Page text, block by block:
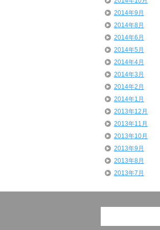
2014年9月
2014年8月
2014年6月
2014年5月
2014年4月
2014年3月
2014年2月
2014年1月
2013年12月
2013年11月
2013年10月
2013年9月
2013年8月
2013年7月